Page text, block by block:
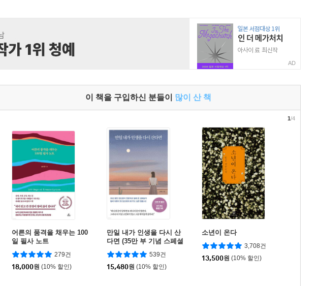
AD
이 책을 구입하신 분들이 많이 산 책
어른의 품격을 채우는 100
일 필사 노트
279건
18,000원 (10% 할인)
만일 내가 인생을 다시 산
다면 (35만 부 기념 스페셜
에디션)
539건
15,480원 (10% 할인)
소년이 온다
3,708건
13,500원 (10% 할인)
1/4